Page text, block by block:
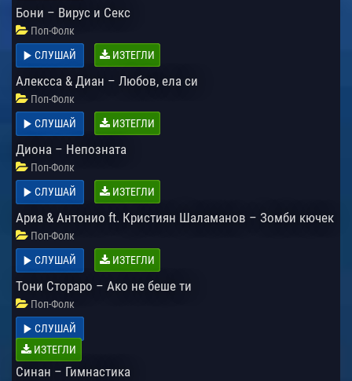
Бони – Вирус и Секс
Поп-Фолк
СЛУШАЙ
ИЗТЕГЛИ
Алексса & Диан – Любов, ела си
Поп-Фолк
СЛУШАЙ
ИЗТЕГЛИ
Диона – Непозната
Поп-Фолк
СЛУШАЙ
ИЗТЕГЛИ
Ариа & Антонио ft. Кристиян Шаламанов – Зомби кючек
Поп-Фолк
СЛУШАЙ
ИЗТЕГЛИ
Тони Стораро – Ако не беше ти
Поп-Фолк
СЛУШАЙ
ИЗТЕГЛИ
Синан – Гимнастика